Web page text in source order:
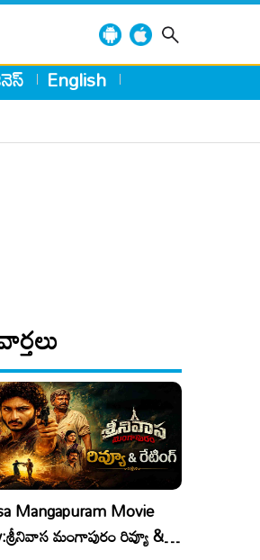
English
Mangapuram Movie
మంగాపురం రివ్యూ &